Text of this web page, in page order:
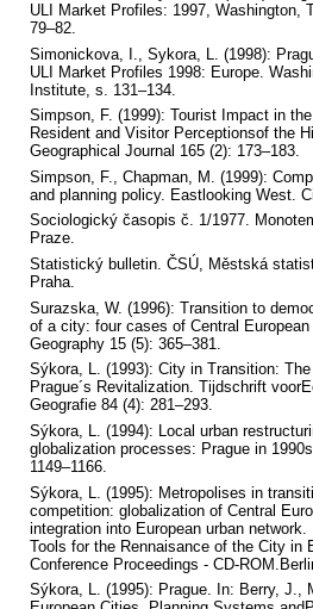
ULI Market Profiles: 1997, Washington,
79–82.
Simonickova, I., Sykora, L. (1998):
ULI Market Profiles 1998: Europe.
Institute, s. 131–134.
Simpson, F. (1999): Tourist Impact in
Resident and Visitor Perceptionsof the
Geographical Journal 165 (2): 173–183.
Simpson, F., Chapman, M. (1999):
and planning policy. Eastlooking West.
Sociologický časopis č. 1/1977.
Praze.
Statistický bulletin. ČSÚ, Městská
Praha.
Surazska, W. (1996): Transition to
of a city: four cases of Central
Geography 15 (5): 365–381.
Sýkora, L. (1993): City in Transition:
Prague´s Revitalization. Tijdschrift
Geografie 84 (4): 281–293.
Sýkora, L. (1994): Local urban
globalization processes: Prague in
1149–1166.
Sýkora, L. (1995): Metropolises in
competition: globalization of Central
integration into European urban
Tools for the Rennaisance of the City in
Conference Proceedings - CD-
Sýkora, L. (1995): Prague. In: Berry, J.,